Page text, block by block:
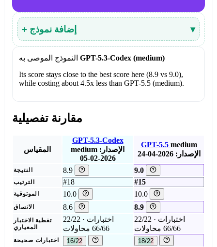
+ إضافة نموذج ▾
النموذج الموصى به GPT-5.3-Codex (medium)
Its score stays close to the best score here (8.9 vs 9.0),
while costing about 4.5x less than GPT-5.5 (medium).
مقارنة تفصيلية
المقياس
GPT-5.3-Codex
medium الإصدار:
2026-02-05
GPT-5.5 medium
الإصدار: 2026-04-24
النتيجة 8.9 9.0
الترتيب #18 #15
الموثوقية 10.0 10.0
الاتساق 8.6 8.9
تغطية الاختبار
المعياري
22/22 اختبارات ·
66/66 محاولات
22/22 اختبارات ·
66/66 محاولات
اختبارات صحيحة 16/22 18/22